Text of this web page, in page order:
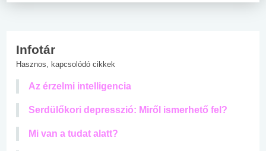
Infotár
Hasznos, kapcsolódó cikkek
Az érzelmi intelligencia
Serdülőkori depresszió: Miről ismerhető fel?
Mi van a tudat alatt?